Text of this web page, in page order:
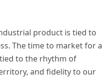
product is tied to
Thetime to marketfor a
to the rhythm of
and fidelity to our